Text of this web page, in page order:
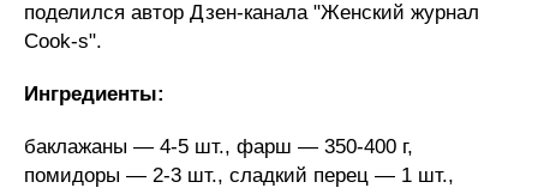
поделился автор Дзен-канала "Женский журнал
Cook-s".
Ингредиенты:
баклажаны — 4-5 шт., фарш — 350-400 г,
помидоры — 2-3 шт., сладкий перец — 1 шт.,